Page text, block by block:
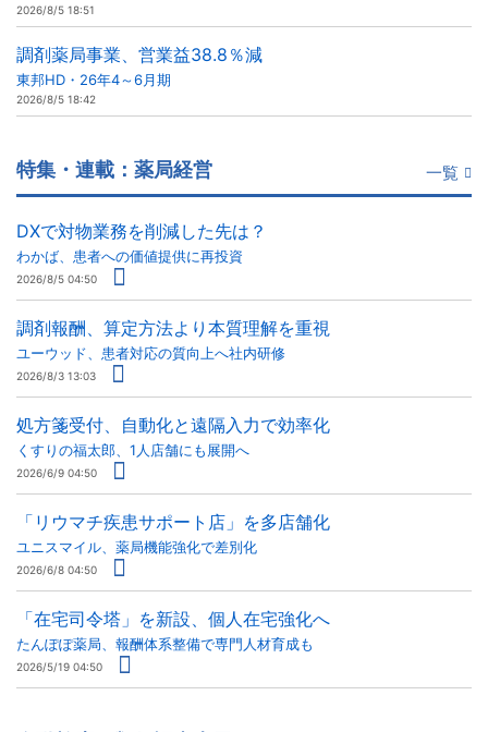
2026/8/5 18:51
調剤薬局事業、営業益38.8％減
東邦HD・26年4～6月期
2026/8/5 18:42
特集・連載：薬局経営 一覧
DXで対物業務を削減した先は？
わかば、患者への価値提供に再投資
2026/8/5 04:50
調剤報酬、算定方法より本質理解を重視
ユーウッド、患者対応の質向上へ社内研修
2026/8/3 13:03
処方箋受付、自動化と遠隔入力で効率化
くすりの福太郎、1人店舗にも展開へ
2026/6/9 04:50
「リウマチ疾患サポート店」を多店舗化
ユニスマイル、薬局機能強化で差別化
2026/6/8 04:50
「在宅司令塔」を新設、個人在宅強化へ
たんぽぽ薬局、報酬体系整備で専門人材育成も
2026/5/19 04:50